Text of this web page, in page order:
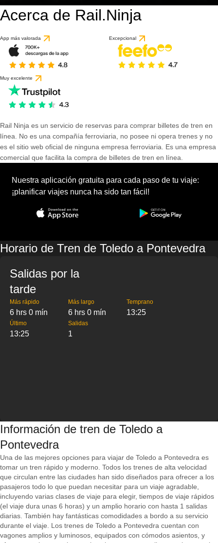
Acerca de Rail.Ninja
App más valorada Excepcional
Muy excelente
Rail Ninja es un servicio de reservas para comprar billetes de tren en
línea. No es una compañía ferroviaria, no posee ni opera trenes y no
es el sitio web oficial de ninguna empresa ferroviaria. Es una empresa
comercial que facilita la compra de billetes de tren en línea.
Nuestra aplicación gratuita para cada paso de tu viaje:
¡planificar viajes nunca ha sido tan fácil!
Horario de Tren de Toledo a Pontevedra
Salidas por la
tarde
Más rápido
6 hrs 0 mín
Más largo
6 hrs 0 mín
Temprano
13:25
Último
13:25
Salidas
1
Información de tren de Toledo a
Pontevedra
Una de las mejores opciones para viajar de Toledo a Pontevedra es
tomar un tren rápido y moderno. Todos los trenes de alta velocidad
que circulan entre las ciudades han sido diseñados para ofrecer a los
pasajeros todo lo que puedan necesitar para un viaje agradable,
incluyendo varias clases de viaje para elegir, tiempos de viaje rápidos
(el viaje dura unas 6 horas) y un amplio horario con hasta 1 salidas
diarias. También hay fantásticas comodidades a bordo a su servicio
durante el viaje. Los trenes de Toledo a Pontevedra cuentan con
vagones amplios y luminosos, equipados con cómodos asientos, y